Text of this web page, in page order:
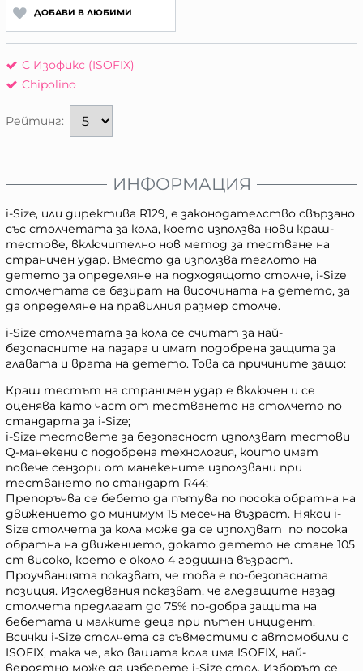
ДОБАВИ В ЛЮБИМИ
С Изофикс (ISOFIX)
Chipolino
Рейтинг:
ИНФОРМАЦИЯ
i-Size, или директива R129, е законодателство свързано
със столчетата за кола, което използва нови краш-
тестове, включително нов метод за тестване на
страничен удар. Вместо да използва теглото на
детето за определяне на подходящото столче, i-Size
столчетата се базират на височината на детето, за
да определяне на правилния размер столче.
i-Size столчетата за кола се считат за най-
безопасните на пазара и имат подобрена защита за
главата и врата на детето. Това са причините защо:
Краш тестът на страничен удар е включен и се
оценява като част от тестването на столчето по
стандарта за i-Size;
i-Size тестовете за безопасност използват тестови
Q-манекени с подобрена технология, които имат
повече сензори от манекените използвани при
тестването по стандарт R44;
Препоръчва се бебето да пътува по посока обратна на
движението до минимум 15 месечна възраст. Някои i-
Size столчета за кола може да се използват по посока
обратна на движението, докато детето не стане 105
cm високо, което е около 4 годишна възраст.
Проучванията показват, че това е по-безопасната
позиция. Изследвания показват, че гледащите назад
столчета предлагат до 75% по-добра защита на
бебетата и малките деца при пътен инцидент.
Всички i-Size столчета са съвместими с автомобили с
ISOFIX, така че, ако вашата кола има ISOFIX, най-
вероятно може да изберете i-Size стол. Изборът се